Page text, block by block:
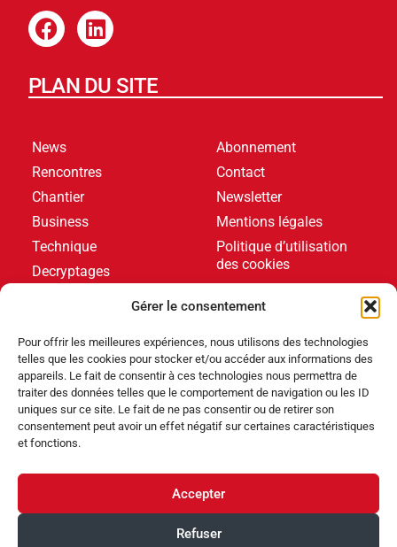
Gérer le consentement
Pour offrir les meilleures expériences, nous utilisons des technologies
telles que les cookies pour stocker et/ou accéder aux informations des
appareils. Le fait de consentir à ces technologies nous permettra de
traiter des données telles que le comportement de navigation ou les ID
uniques sur ce site. Le fait de ne pas consentir ou de retirer son
consentement peut avoir un effet négatif sur certaines caractéristiques
et fonctions.
Accepter
Refuser
PLAN DU SITE
News
Rencontres
Chantier
Business
Technique
Decryptages
Abonnement
Contact
Newsletter
Mentions légales
Politique d’utilisation
des cookies
DERNIERS ARTICLES
Événements,Produits
ABRIBLUE lance SELFEEX, une fixation automatique